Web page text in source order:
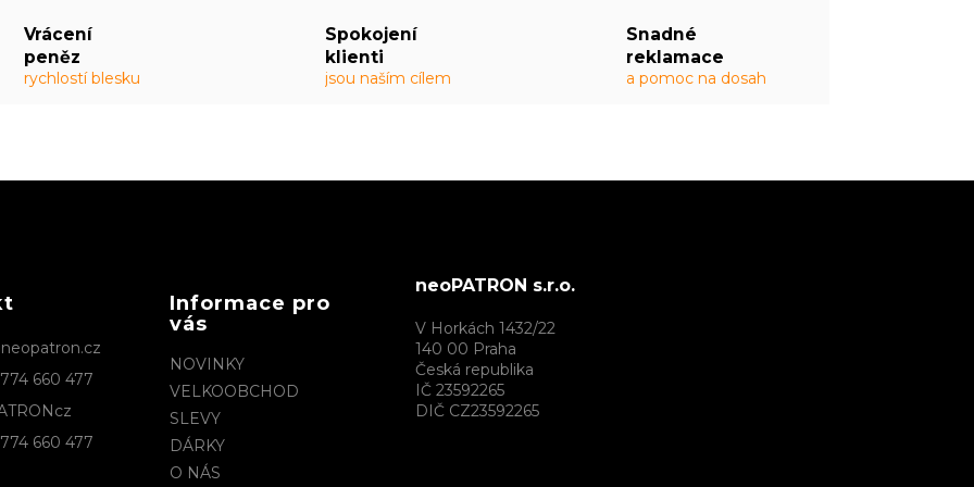
Vrácení
peněz
rychlostí blesku
Spokojení
klienti
jsou naším cílem
Snadné
reklamace
a pomoc na dosah
neopatron.cz
660 477
660 477
Informace pro
vás
NOVINKY
VELKOOBCHOD
SLEVY
DÁRKY
O NÁS
neoPATRON s.r.o.
V Horkách 1432/22
140 00 Praha
Česká republika
IČ 23592265
DIČ CZ23592265